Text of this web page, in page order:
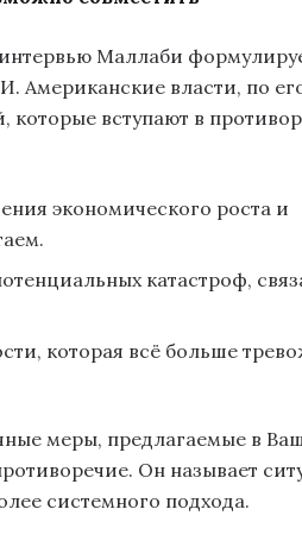
Маллаби
Американские власти, по
вступают в
экономического роста и
катастроф,
которая всё больше
меры, предлагаемые в
Он называет
системного подхода.